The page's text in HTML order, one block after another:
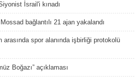
İsrail'i kınadı
bağlantılı 21 ajan yakalandı
arasında spor alanında işbirliği protokolü
Boğazı” açıklaması